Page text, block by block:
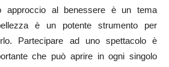
approccio al benessere è un tema
è un potente strumento per
Partecipare ad uno spettacolo è
che può aprire in ogni singolo